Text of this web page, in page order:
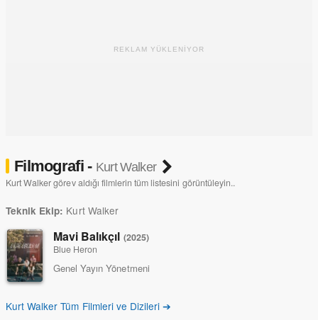
REKLAM YÜKLENİYOR
Filmografi - Kurt Walker
Kurt Walker görev aldığı filmlerin tüm listesini görüntüleyin..
Teknik Ekip: Kurt Walker
Mavi Balıkçıl (2025)
Blue Heron
Genel Yayın Yönetmeni
Kurt Walker Tüm Filmleri ve Dizileri ➔